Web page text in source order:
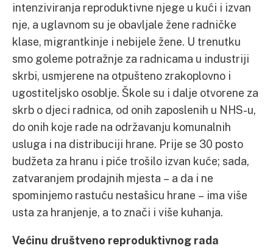
intenziviranja reproduktivne njege u kući i izvan
nje, a uglavnom su je obavljale žene radničke
klase, migrantkinje i nebijele žene. U trenutku
smo goleme potražnje za radnicama u industriji
skrbi, usmjerene na otpušteno zrakoplovno i
ugostiteljsko osoblje. Škole su i dalje otvorene za
skrb o djeci radnica, od onih zaposlenih u NHS-u,
do onih koje rade na održavanju komunalnih
usluga i na distribuciji hrane. Prije se 30 posto
budžeta za hranu i piće trošilo izvan kuće; sada,
zatvaranjem prodajnih mjesta – a da i ne
spominjemo rastuću nestašicu hrane – ima više
usta za hranjenje, a to znači i više kuhanja.
Većinu društveno reproduktivnog rada